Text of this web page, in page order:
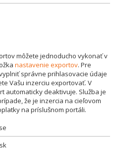
môžete jednoducho vykonať v
nastavenie exportov. Pre
správne prihlasovacie údaje
Vašu inzerciu exportovať. V
automaticky deaktivuje. Služba je
že je inzercia na cieľovom
na príslušnom portáli.